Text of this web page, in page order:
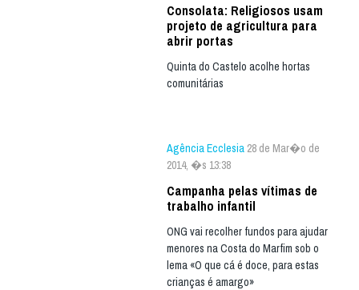
Consolata: Religiosos usam
projeto de agricultura para
abrir portas
Quinta do Castelo acolhe hortas
comunitárias
Agência Ecclesia 28 de Mar�o de
2014, �s 13:38
Campanha pelas vítimas de
trabalho infantil
ONG vai recolher fundos para ajudar
menores na Costa do Marfim sob o
lema «O que cá é doce, para estas
crianças é amargo»